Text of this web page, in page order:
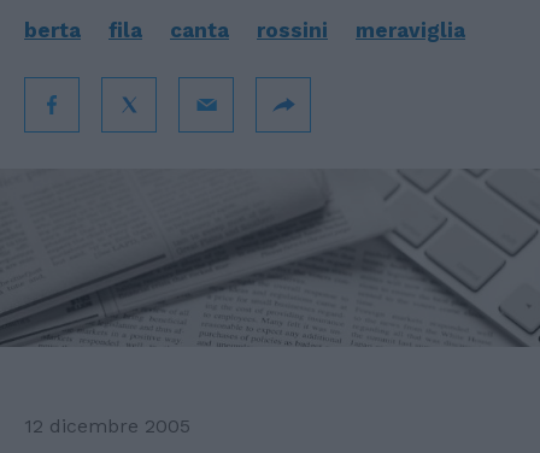
berta fila canta rossini meraviglia
12 dicembre 2005